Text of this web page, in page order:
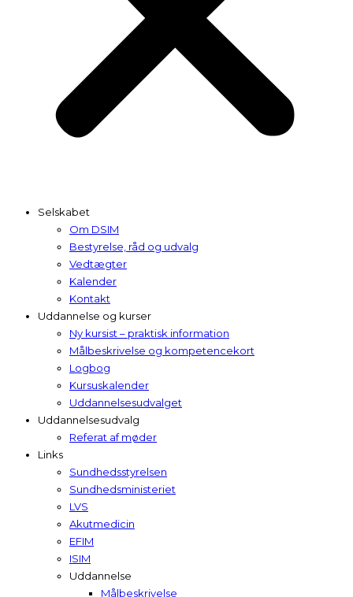
Selskabet
Om DSIM
Bestyrelse, råd og udvalg
Vedtægter
Kalender
Kontakt
Uddannelse og kurser
Ny kursist – praktisk information
Målbeskrivelse og kompetencekort
Logbog
Kursuskalender
Uddannelsesudvalget
Uddannelsesudvalg
Referat af møder
Links
Sundhedsstyrelsen
Sundhedsministeriet
LVS
Akutmedicin
EFIM
ISIM
Uddannelse
Målbeskrivelse